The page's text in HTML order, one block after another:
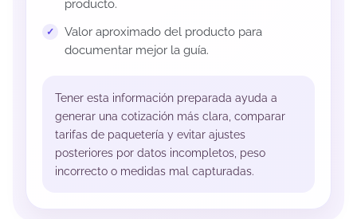
producto.
Valor aproximado del producto para
documentar mejor la guía.
Tener esta información preparada ayuda a
generar una cotización más clara, comparar
tarifas de paquetería y evitar ajustes
posteriores por datos incompletos, peso
incorrecto o medidas mal capturadas.